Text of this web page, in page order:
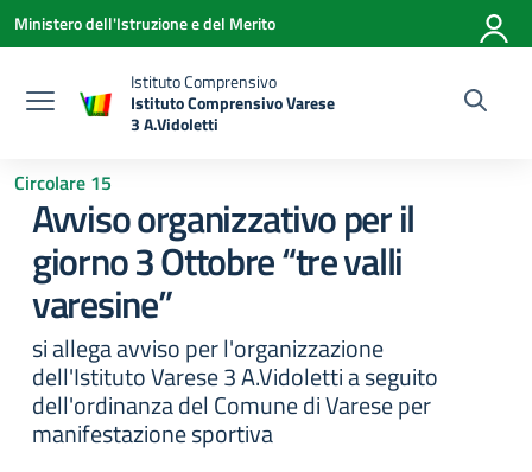
Vai ai contenuti
Vai al menu di navigazione
Vai al footer
Ministero dell'Istruzione e del Merito
Istituto Comprensivo
Istituto Comprensivo Varese
3 A.Vidoletti
Circolare 15
Avviso organizzativo per il
giorno 3 Ottobre “tre valli
varesine”
si allega avviso per l'organizzazione
dell'Istituto Varese 3 A.Vidoletti a seguito
dell'ordinanza del Comune di Varese per
manifestazione sportiva